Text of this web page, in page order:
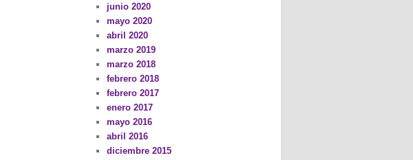
junio 2020
mayo 2020
abril 2020
marzo 2019
marzo 2018
febrero 2018
febrero 2017
enero 2017
mayo 2016
abril 2016
diciembre 2015